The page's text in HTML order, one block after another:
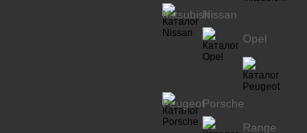
MitsubishiNissan
Opel
PeugeotPorsche
Range